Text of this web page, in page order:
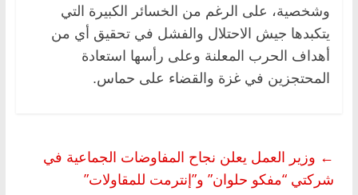
وشخصية، على الرغم من الخسائر الكبيرة التي
يتكبدها جيش الاحتلال والفشل في تحقيق أي من
أهداف الحرب المعلنة وعلى رأسها استعادة
المحتجزين في غزة والقضاء على حماس.
← وزير العمل يعلن نجاح المفاوضات الجماعية في
شركتي “مفكو حلوان” و”إنترمت للمقاولات”